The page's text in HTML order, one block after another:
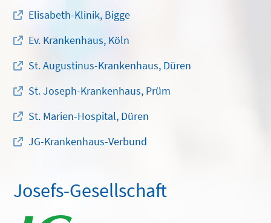
Elisabeth-Klinik, Bigge
Ev. Krankenhaus, Köln
St. Augustinus-Krankenhaus, Düren
St. Joseph-Krankenhaus, Prüm
St. Marien-Hospital, Düren
JG-Krankenhaus-Verbund
Josefs-Gesellschaft